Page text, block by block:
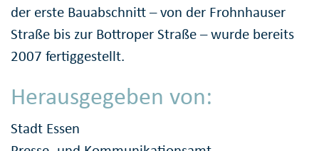
der erste Bauabschnitt – von der Frohnhauser
Straße bis zur Bottroper Straße – wurde bereits
2007 fertiggestellt.
Herausgegeben von:
Stadt Essen